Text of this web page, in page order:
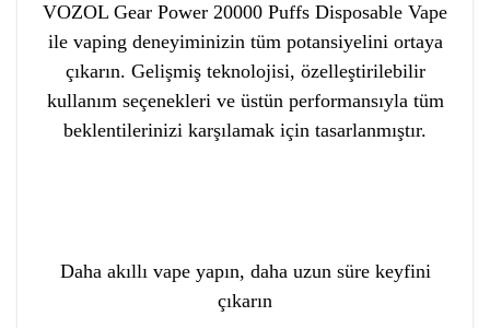
VOZOL Gear Power 20000 Puffs Disposable Vape
ile vaping deneyiminizin tüm potansiyelini ortaya
çıkarın. Gelişmiş teknolojisi, özelleştirilebilir
kullanım seçenekleri ve üstün performansıyla tüm
beklentilerinizi karşılamak için tasarlanmıştır.
Daha akıllı vape yapın, daha uzun süre keyfini
çıkarın